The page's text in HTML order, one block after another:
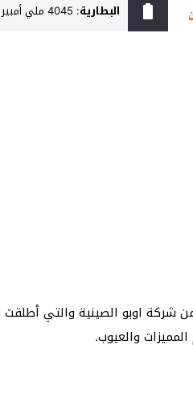
البطارية: 4045 ملي أمبير
القوية من شركة اوبو الصينية والتي